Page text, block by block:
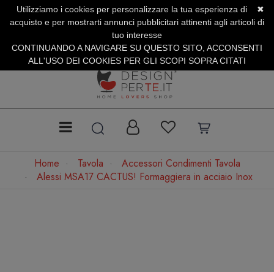
SERVIZIO CLIENTI +39.0773.470.562
SUMMER SALES | Fino al 31 Agosto
Home Tavola
Accessori Condimenti Tavola
Alessi MSA17 CACTUS! Formaggiera in acciaio Inox
✖
Utilizziamo i cookies per personalizzare la tua esperienza di
acquisto e per mostrarti annunci pubblicitari attinenti agli articoli di
tuo interesse
CONTINUANDO A NAVIGARE SU QUESTO SITO, ACCONSENTI
ALL'USO DEI COOKIES PER GLI SCOPI SOPRA CITATI